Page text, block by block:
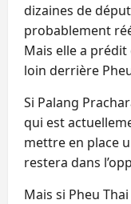
dizaines de
probablement
Mais elle a
loin derrière
Si Palang
qui est
mettre en place
restera dans
Mais si Pheu